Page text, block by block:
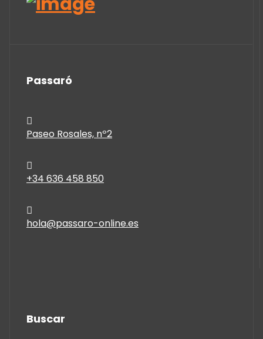
Passaró
Paseo Rosales, nº2
+34 636 458 850
hola@passaro-online.es
Buscar